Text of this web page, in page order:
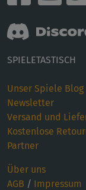
SPIELETASTISCH
Unser Spiele Blog
Newsletter
Versand und
Kostenlose
Partner
Über uns
AGB / Impressum